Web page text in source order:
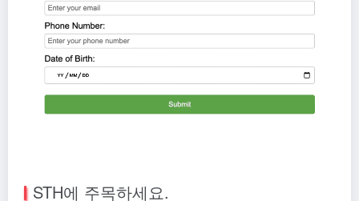
STH에 주목하세요.